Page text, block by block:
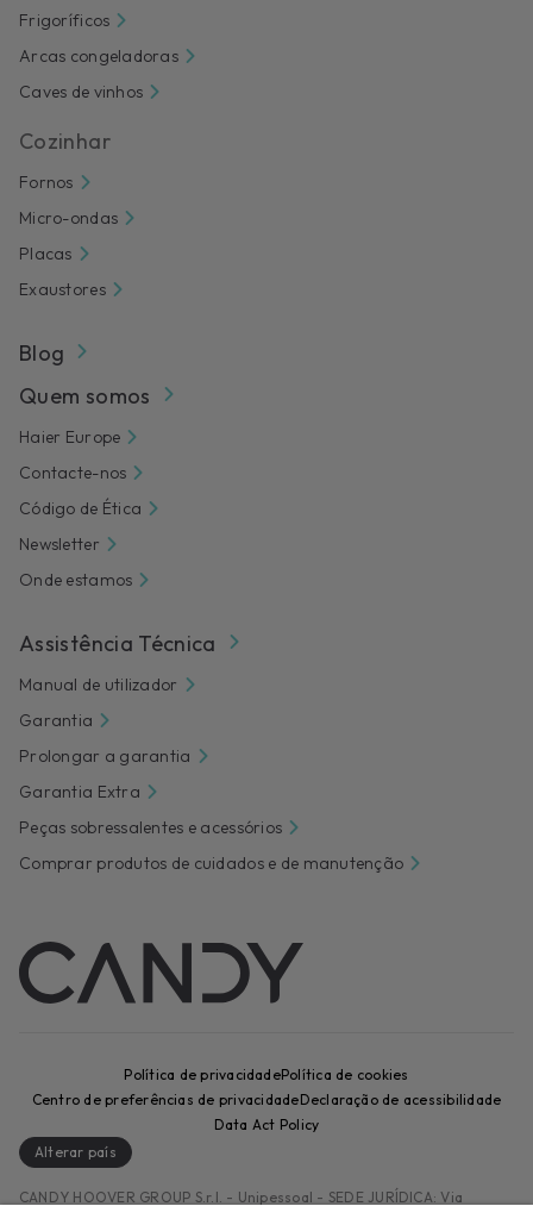
Frigoríficos
Arcas congeladoras
Caves de vinhos
Cozinhar
Fornos
Micro-ondas
Placas
Exaustores
Blog
Quem somos
Haier Europe
Contacte-nos
Código de Ética
Newsletter
Onde estamos
Assistência Técnica
Manual de utilizador
Garantia
Prolongar a garantia
Garantia Extra
Peças sobressalentes e acessórios
Comprar produtos de cuidados e de manutenção
CANDY HOOVER GROUP S.r.I. - Unipessoal - SEDE JURÍDICA: Via
Política de privacidadePolítica de cookies
Centro de preferências de privacidadeDeclaração de acessibilidade
Data Act Policy
Alterar país